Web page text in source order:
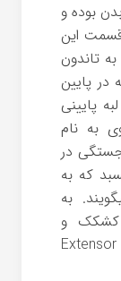
بوده و
قسمت این
تاندون
پایین
پایینی
به نام
در
که به
به
کشکک و
Extensor